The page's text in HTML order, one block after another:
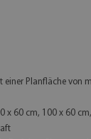
einer Planfläche von
x 60 cm, 100 x 60